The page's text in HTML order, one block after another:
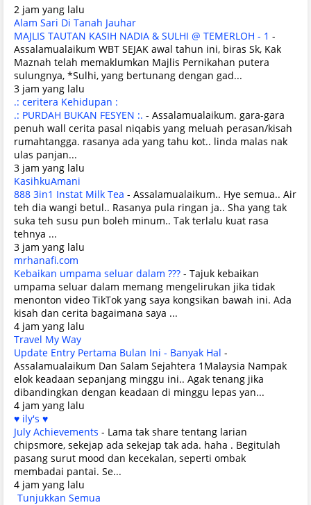
2 jam yang lalu
Alam Sari Di Tanah Jauhar
MAJLIS TAUTAN KASIH NADIA & SULHI @ TEMERLOH - 1 -
Assalamualaikum WBT SEJAK awal tahun ini, biras Sk, Kak
Maznah telah memaklumkan Majlis Pernikahan putera
sulungnya, *Sulhi, yang bertunang dengan gad...
3 jam yang lalu
.: ceritera Kehidupan :
.: PURDAH BUKAN FESYEN :. - Assalamualaikum. gara-gara
penuh wall cerita pasal niqabis yang meluah perasan/kisah
rumahtangga. rasanya ada yang tahu kot.. linda malas nak
ulas panjan...
3 jam yang lalu
KasihkuAmani
888 3in1 Instat Milk Tea - Assalamualaikum.. Hye semua.. Air
teh dia wangi betul.. Rasanya pula ringan ja.. Sha yang tak
suka teh susu pun boleh minum.. Tak terlalu kuat rasa
tehnya ...
3 jam yang lalu
mrhanafi.com
Kebaikan umpama seluar dalam ??? - Tajuk kebaikan
umpama seluar dalam memang mengelirukan jika tidak
menonton video TikTok yang saya kongsikan bawah ini. Ada
kisah dan cerita bagaimana saya ...
4 jam yang lalu
Travel My Way
Update Entry Pertama Bulan Ini - Banyak Hal -
Assalamualaikum Dan Salam Sejahtera 1Malaysia Nampak
elok keadaan sepanjang minggu ini.. Agak tenang jika
dibandingkan dengan keadaan di minggu lepas yan...
4 jam yang lalu
♥ ily's ♥
July Achievements - Lama tak share tentang larian
chipsmore, sekejap ada sekejap tak ada. haha . Begitulah
pasang surut mood dan kecekalan, seperti ombak
membadai pantai. Se...
4 jam yang lalu
Tunjukkan Semua